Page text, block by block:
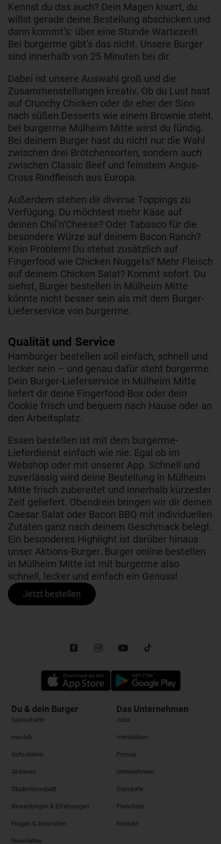
Kennst du das auch? Dein Magen knurrt, du
willst gerade deine Bestellung abschicken und
dann kommt’s: über eine Stunde Wartezeit!
Bei burgerme gibt’s das nicht. Unsere Burger
sind innerhalb von 25 Minuten bei dir.
Dabei ist unsere Auswahl groß und die
Zusammenstellungen kreativ. Ob du Lust hast
auf Crunchy Chicken oder dir eher der Sinn
nach süßen Desserts wie einem Brownie steht,
bei burgerme Mülheim Mitte wirst du fündig.
Bei deinem Burger hast du nicht nur die Wahl
zwischen drei Brötchensorten, sondern auch
zwischen Classic Beef und feinstem Angus-
Cross Rindfleisch aus Europa.
Außerdem stehen dir diverse Toppings zu
Verfügung. Du möchtest mehr Käse auf
deinen Chil’n’Cheese? Oder Tabasco für die
besondere Würze auf deinem Bacon Ranch?
Kein Problem! Du stehst zusätzlich auf
Fingerfood wie Chicken Nuggets? Mehr Fleisch
auf deinem Chicken Salat? Kommt sofort. Du
siehst, Burger bestellen in Mülheim Mitte
könnte nicht besser sein als mit dem Burger-
Lieferservice von burgerme.
Qualität und Service​
Hamburger bestellen soll einfach, schnell und
lecker sein – und genau dafür steht burgerme.
Dein Burger-Lieferservice in Mülheim Mitte
liefert dir deine Fingerfood-Box oder dein
Cookie frisch und bequem nach Hause oder an
den Arbeitsplatz.
Essen bestellen ist mit dem burgerme-
Lieferdienst einfach wie nie. Egal ob im
Webshop oder mit unserer App. Schnell und
zuverlässig wird deine Bestellung in Mülheim
Mitte frisch zubereitet und innerhalb kürzester
Zeit geliefert. Obendrein bringen wir dir deinen
Caesar Salat oder Bacon BBQ mit individuellen
Zutaten ganz nach deinem Geschmack belegt.
Ein besonderes Highlight ist darüber hinaus
unser Aktions-Burger. Burger online bestellen
in Mülheim Mitte ist mit burgerme also
schnell, lecker und einfach ein Genuss!
Jetzt bestellen
Du & dein Burger
Speisekarte
meclub
Gutscheine
Aktionen
Studentenrabatt
Bewertungen & Erfahrungen
Fragen & Antworten
Newsletter
Das Unternehmen
Jobs
Immobilien
Presse
Unternehmen
Standorte
Franchise
Kontakt